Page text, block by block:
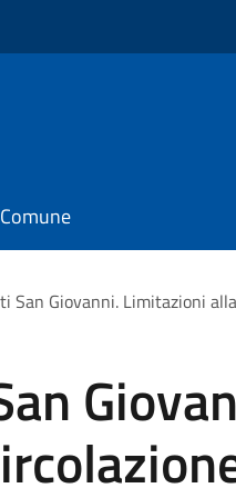
San Giovanni. Limitazioni